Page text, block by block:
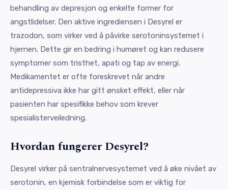
behandling av depresjon og enkelte former for
angstlidelser. Den aktive ingrediensen i Desyrel er
trazodon, som virker ved å påvirke serotoninsystemet i
hjernen. Dette gir en bedring i humøret og kan redusere
symptomer som tristhet, apati og tap av energi.
Medikamentet er ofte foreskrevet når andre
antidepressiva ikke har gitt ønsket effekt, eller når
pasienten har spesifikke behov som krever
spesialisterveiledning.
Hvordan fungerer Desyrel?
Desyrel virker på sentralnervesystemet ved å øke nivået av
serotonin, en kjemisk forbindelse som er viktig for